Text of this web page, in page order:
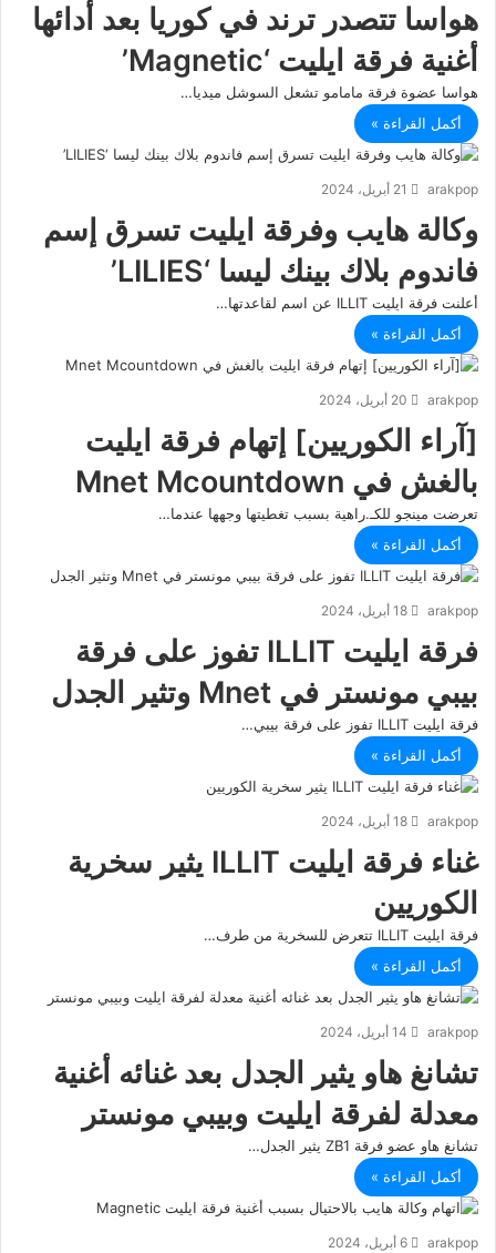
هواسا تتصدر ترند في كوريا بعد أدائها
أغنية فرقة ايليت ‘Magnetic’
هواسا عضوة فرقة مامامو تشعل السوشل ميديا…
أكمل القراءة »
arakpop 21 أبريل، 2024
وكالة هايب وفرقة ايليت تسرق إسم
فاندوم بلاك بينك ليسا ‘LILIES’
أعلنت فرقة ايليت ILLIT عن اسم لقاعدتها…
أكمل القراءة »
arakpop 20 أبريل، 2024
[آراء الكوريين] إتهام فرقة ايليت
بالغش في Mnet Mcountdown
تعرضت مينجو للكـ.راهية بسبب تغطيتها وجهها عندما…
أكمل القراءة »
arakpop 18 أبريل، 2024
فرقة ايليت ILLIT تفوز على فرقة
بيبي مونستر في Mnet وتثير الجدل
فرقة ايليت ILLIT تفوز على فرقة بيبي…
أكمل القراءة »
arakpop 18 أبريل، 2024
غناء فرقة ايليت ILLIT يثير سخرية
الكوريين
فرقة ايليت ILLIT تتعرض للسخرية من طرف…
أكمل القراءة »
arakpop 14 أبريل، 2024
تشانغ هاو يثير الجدل بعد غنائه أغنية
معدلة لفرقة ايليت وبيبي مونستر
تشانغ هاو عضو فرقة ZB1 يثير الجدل…
أكمل القراءة »
arakpop 6 أبريل، 2024